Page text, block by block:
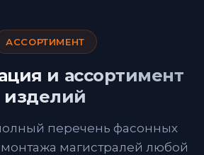
АССОРТИМЕНТ
и ассортимент
изделий
перечень фасонных
магистралей любой